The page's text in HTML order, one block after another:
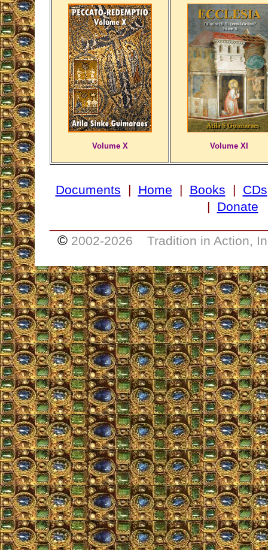
Volume X Volume XI
Documents | Home | Books | CDs
| Donate
© 2002-2026 Tradition in Action,